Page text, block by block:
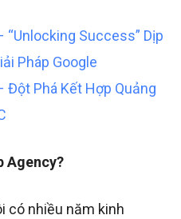
Success” Dịp
Pháp Google
Đột Phá Kết Hợp Quảng
Agency?
có nhiều năm kinh